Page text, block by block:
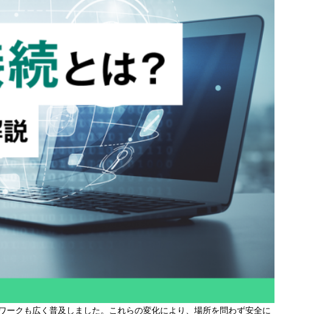
クも広く普及しました。これらの変化により、場所を問わず安全に